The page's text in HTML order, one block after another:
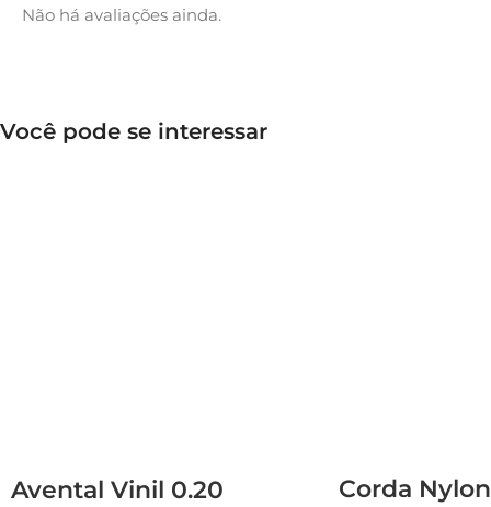
Não há avaliações ainda.
Você pode se interessar
Avental Vinil 0.20
Corda